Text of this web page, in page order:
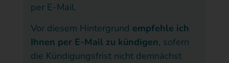
per E-Mail.
Vor diesem Hintergrund empfehle ich
Ihnen per E-Mail zu kündigen, sofern
die Kündigungsfrist nicht demnächst